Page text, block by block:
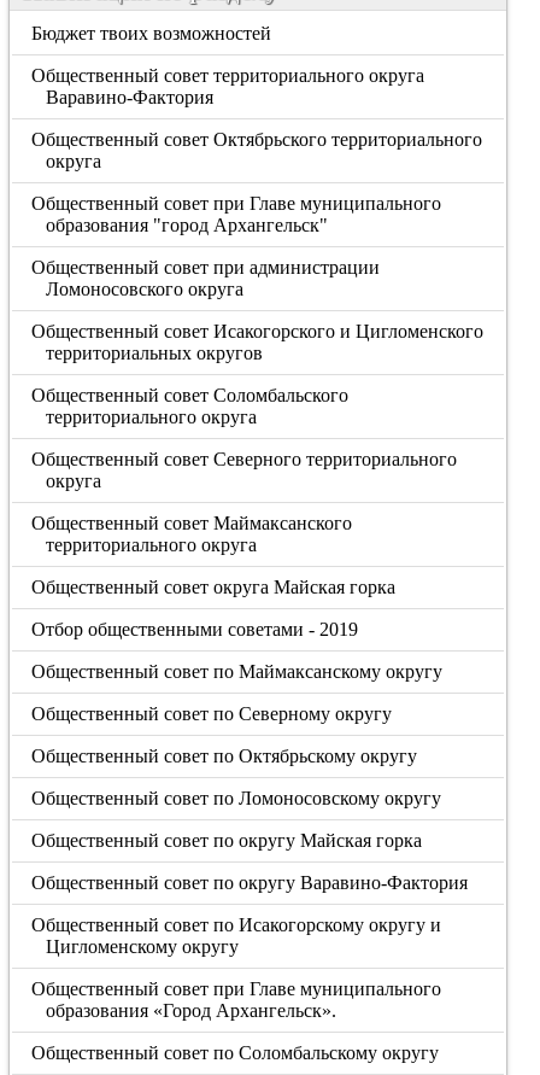
Бюджет твоих возможностей
Общественный совет территориального округа
Варавино-Фактория
Общественный совет Октябрьского территориального
округа
Общественный совет при Главе муниципального
образования "город Архангельск"
Общественный совет при администрации
Ломоносовского округа
Общественный совет Исакогорского и Цигломенского
территориальных округов
Общественный совет Соломбальского
территориального округа
Общественный совет Северного территориального
округа
Общественный совет Маймаксанского
территориального округа
Общественный совет округа Майская горка
Отбор общественными советами - 2019
Общественный совет по Маймаксанскому округу
Общественный совет по Северному округу
Общественный совет по Октябрьскому округу
Общественный совет по Ломоносовскому округу
Общественный совет по округу Майская горка
Общественный совет по округу Варавино-Фактория
Общественный совет по Исакогорскому округу и
Цигломенскому округу
Общественный совет при Главе муниципального
образования «Город Архангельск».
Общественный совет по Соломбальскому округу